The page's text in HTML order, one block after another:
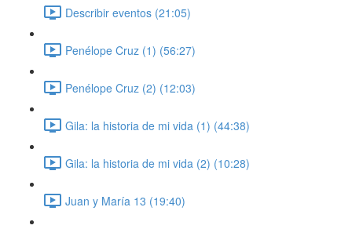
Describir eventos (21:05)
Penélope Cruz (1) (56:27)
Penélope Cruz (2) (12:03)
Gila: la historia de mi vida (1) (44:38)
Gila: la historia de mi vida (2) (10:28)
Juan y María 13 (19:40)